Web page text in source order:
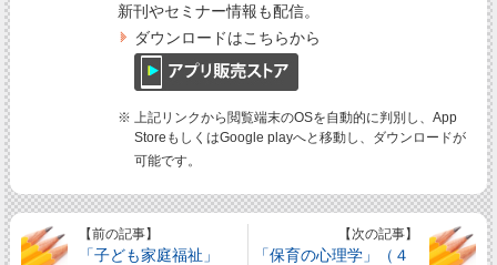
新刊やセミナー情報も配信。
ダウンロードはこちらから
※ 上記リンクから閲覧端末のOSを自動的に判別し、App
StoreもしくはGoogle playへと移動し、ダウンロードが
可能です。
【前の記事】
「子ども家庭福祉」
【次の記事】
「保育の心理学」（４